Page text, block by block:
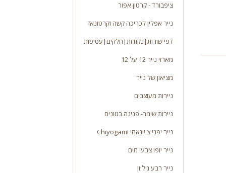
ציפבורד - קרטון אפור
נייר אפלין לכריכה קשה וקרטונאז
דפי שורות|נקודות|חלקים|עטיפות
מארזי נייר 12 על 12
מציאון של נייר
ניירות מעוצבים
ניירות שימר- פנינה בגוונים
נייר יפני צ'יוגאמי Chiyogami
נייר יופו צבעי מים
נייר רבע גיליון